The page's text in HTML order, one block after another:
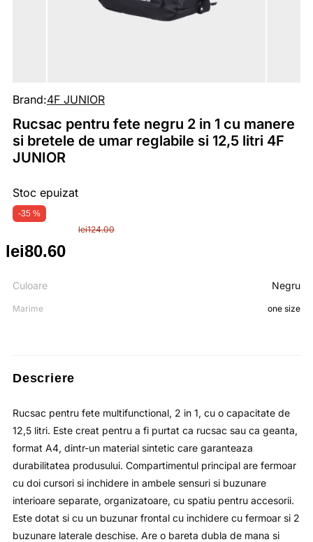
-35 %
Brand:4F JUNIOR
Rucsac pentru fete negru 2 in 1 cu manere
si bretele de umar reglabile si 12,5 litri 4F
JUNIOR
lei124.00
Prețul
inițial
a
lei124.00.
lei80.60
Prețul
curent
este:
Culoare Negru
Marime one size
Stoc epuizat
Descriere
Rucsac pentru fete multifunctional, 2 in 1, cu o capacitate de
12,5 litri. Este creat pentru a fi purtat ca rucsac sau ca geanta,
format A4, dintr-un material sintetic care garanteaza
durabilitatea produsului. Compartimentul principal are fermoar
cu doi cursori si inchidere in ambele sensuri si buzunare
interioare separate, organizatoare, cu spatiu pentru accesorii.
Este dotat si cu un buzunar frontal cu inchidere cu fermoar si 2
buzunare laterale deschise. Are o bareta dubla de mana si